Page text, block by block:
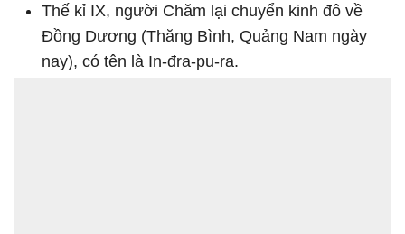
Thế kỉ IX, người Chăm lại chuyển kinh đô về
Đồng Dương (Thăng Bình, Quảng Nam ngày
nay), có tên là In-đra-pu-ra.